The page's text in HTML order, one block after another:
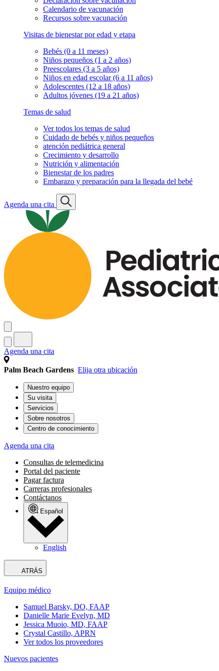
Calendario de vacunación
Recursos sobre vacunación
Visitas de bienestar por edad y etapa
Bebés (0 a 11 meses)
Niños pequeños (1 a 2 años)
Preescolares (3 a 5 años)
Niños en edad escolar (6 a 11 años)
Adolescentes (12 a 18 años)
Adultos jóvenes (19 a 21 años)
Temas de salud
Ver todos los temas de salud
Cuidado de bebés y niños pequeños
atención pediátrica general
Crecimiento y desarrollo
Nutrición y alimentación
Bienestar de los padres
Embarazo y preparación para la llegada del bebé
Agenda una cita
Agenda una cita
Palm Beach Gardens Elija otra ubicación
Nuestro equipo
Su visita
Servicios
Sobre nosotros
Centro de conocimiento
Agenda una cita
Consultas de telemedicina
Portal del paciente
Pagar factura
Carreras profesionales
Contáctanos
Español
English
ATRÁS
Equipo médico
Samuel Barsky, DO, FAAP
Danielle Marie Evelyn, MD
Jessica Muoio, MD, FAAP
Crystal Castillo, APRN
Ver todos los proveedores
Nuevos pacientes